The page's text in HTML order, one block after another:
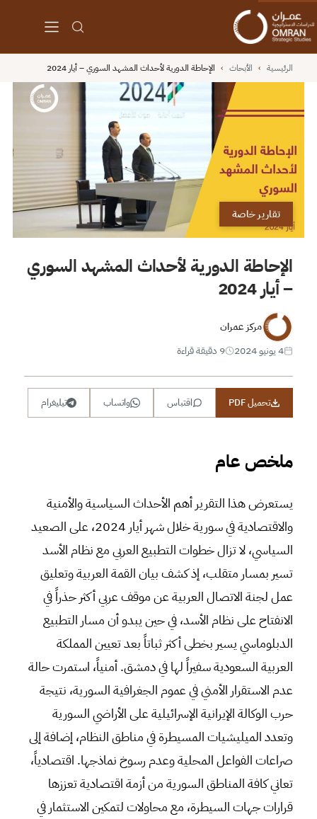
الرئيسية › الأبحاث › الإحاطة الدورية لأحداث المشهد السوري – أيار 2024
تقارير خاصة
الإحاطة الدورية لأحداث المشهد السوري
– أيار 2024
مركز عمران
4 يونيو 2024
9 دقيقة قراءة
تحميل PDF اقتباس واتساب تيليغرام
ملخص عام
يستعرض هذا التقرير أهم الأحداث السياسية والأمنية
والاقتصادية في سورية خلال شهر أيار 2024، على الصعيد
السياسي، لا تزال خطوات التطبيع العربي مع نظام الأسد
تسير بمسار متقلب، إذ كشف بيان القمة العربية وتعليق
عمل لجنة الاتصال العربية عن موقف عربي أكثر حذراً في
الانفتاح على نظام الأسد، في حين يبدو أن مسار التطبيع
الدبلوماسي يسير بخطى أكثر ثباتاً بعد تعيين المملكة
العربية السعودية سفيراً لها في دمشق. أمنياً، استمرت حالة
عدم الاستقرار الأمني في عموم الجغرافية السورية، نتيجة
حرب الوكالة الإيرانية الإسرائيلية على الأراضي السورية
وتعدد الميليشيات المسيطرة في مناطق النظام، إضافة إلى
صراعات الفواعل المحلية وعدم رسوخ نماذجها. اقتصادياً،
تعاني كافة المناطق السورية من أزمة اقتصادية تعززها
قرارات جهات السيطرة، مع محاولات لتمكين الاستثمار في